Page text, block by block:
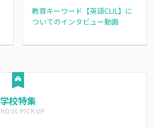
教育キーワード【英語CLIL】に
ついてのインタビュー動画
学校特集